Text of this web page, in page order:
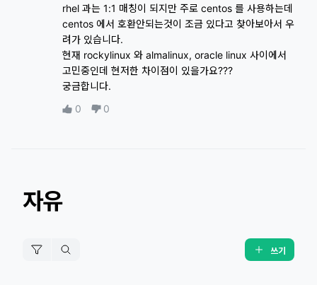
rhel 과는 1:1 매칭이 되지만 주로 centos 를 사용하는데
centos 에서 호환안되는것이 조금 있다고 찾아보아서 우
려가 있습니다.
현재 rockylinux 와 almalinux, oracle linux 사이에서
고민중인데 현저한 차이점이 있을가요???
궁금합니다.
0
0
자유
쓰기